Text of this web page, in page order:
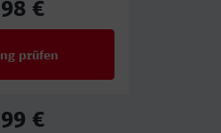
€
prüfen
€